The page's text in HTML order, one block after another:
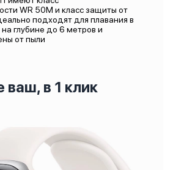
WR 50M и класс защиты от
подходят для плавания в
глубине до 6 метров и
от пыли
ваш, в 1 клик